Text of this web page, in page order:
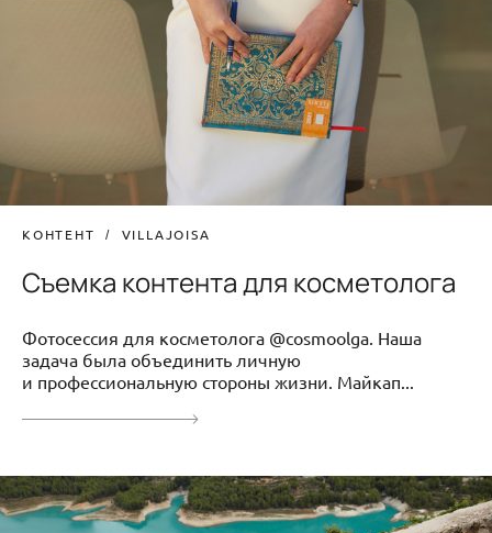
КОНТЕНТ VILLAJOISA
Съемка контента для косметолога
Фотосессия для косметолога @cosmoolga. Наша
задача была объединить личную
и профессиональную стороны жизни. Майкап...